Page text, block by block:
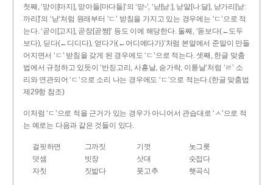
첫째, ‘맏이[마지], 맏아들[마다들]’의 ‘맏-’, ‘낟[낟ː], 낟알[나ː달], 낟가리[낟ː
까리]’의 ‘낟’처럼 원래부터 ‘ㄷ’ 받침을 가지고 있는 경우에는 ‘ㄷ’으로 적
는다. ‘곧이[고지], 곧장[곧짱]’ 등도 이에 해당한다. 둘째, ‘돋보다(←도두
보다), 딛다(←디디다), 얻다가(←어디에다가)’처럼 본말에서 준말이 만들
어지면서 ‘ㄷ’ 받침을 갖게 된 경우에도 ‘ㄷ’으로 적는다. 셋째, 한글 맞춤
법에서 규정하고 있듯이 ‘반짇고리, 사흗날, 숟가락, 이튿날’처럼 ‘ㄹ’ 소
리와 연관되어 ‘ㄷ’으로 소리 나는 경우에도 ‘ㄷ’으로 적는다.(한글 맞춤법
제29항 참조)
이처럼 ‘ㄷ’으로 적을 근거가 있는 경우가 아니어서 관습대로 ‘ㅅ’으로 적
는 예로는 다음과 같은 것들이 있다.
걸핏하면 그까짓 기껏
놋그릇
덧셈
빗장 삿대
숫접다
자칫
짓밟다 풋고추 햇곡식